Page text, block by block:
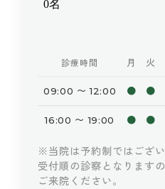
診療時間 月 火
09:00 〜 12:00 ● ●
16:00 〜 19:00 ● ●
※当院は予約制ではござい
受付順の診察となります
ご来院ください。